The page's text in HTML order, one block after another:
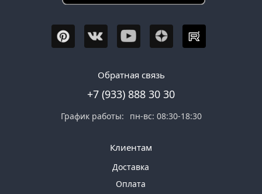
Обратная связь
+7 (933) 888 30 30
График работы: пн-вс: 08:30-18:30
Клиентам
Доставка
Оплата